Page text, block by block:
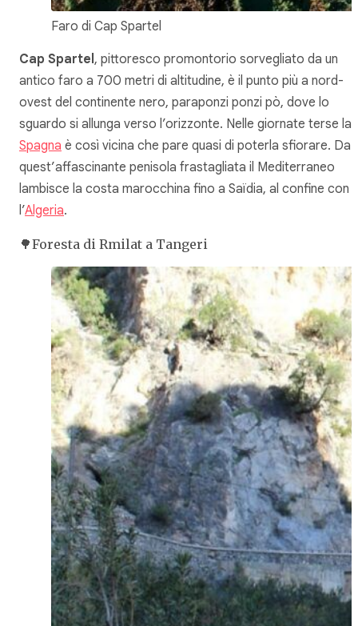
Faro di Cap Spartel
Cap Spartel , pittoresco promontorio sorvegliato da un
antico faro a 700 metri di altitudine, è il punto più a nord-
ovest del continente nero, paraponzi ponzi pò, dove lo
sguardo si allunga verso l’orizzonte. Nelle giornate terse la
Spagna è così vicina che pare quasi di poterla sfiorare. Da
quest’affascinante penisola frastagliata il Mediterraneo
lambisce la costa marocchina fino a Saïdia, al confine con
l’Algeria.
🌳Foresta di Rmilat a Tangeri